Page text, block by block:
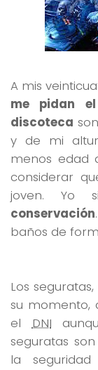
A mis
me pidan
discoteca
y de mi
menos edad
considerar
joven. Yo
conservación
baños de
Los
su momento,
el DNI
seguratas
la